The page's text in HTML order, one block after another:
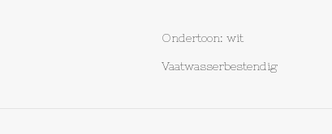
Ondertoon: wit
Vaatwasserbestendig